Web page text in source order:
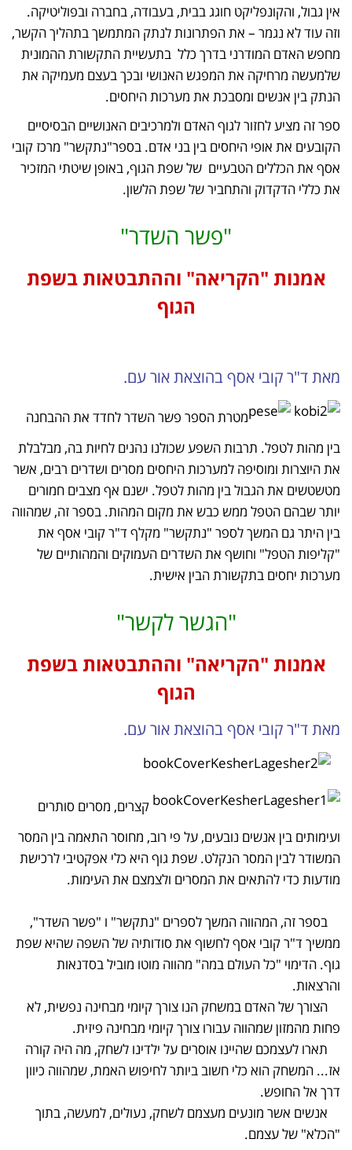
אין גבול, והקונפליקט חוגג בבית, בעבודה, בחברה ובפוליטיקה.
וזה עוד לא נגמר – את הפתרונות לנתק המתמשך בתהליך הקשר,
מחפש האדם המודרני בדרך כלל בתעשיית התקשורת ההמונית
שלמעשה מרחיקה את המפגש האנושי ובכך בעצם מעמיקה את
הנתק בין אנשים ומסבכת את מערכות היחסים.
ספר זה מציע לחזור לגוף האדם ולמרכיבים האנושיים הבסיסיים
הקובעים את אופי היחסים בין בני אדם. בספר"נתקשר" מרכז קובי
אסף את הכללים הטבעיים של שפת הגוף, באופן שיטתי המזכיר
את כללי הדקדוק והתחביר של שפת הלשון.
"פשר השדר"
אמנות "הקריאה" וההתבטאות בשפת
הגוף
מאת ד"ר קובי אסף בהוצאת אור עם.
מטרת הספר פשר השדר לחדד את ההבחנה
בין מהות לטפל. תרבות השפע שכולנו נהנים לחיות בה, מבלבלת
את היוצרות ומוסיפה למערכות היחסים מסרים ושדרים רבים, אשר
מטשטשים את הגבול בין מהות לטפל. ישנם אף מצבים חמורים
יותר שבהם הטפל ממש כבש את מקום המהות. בספר זה, שמהווה
בין היתר גם המשך לספר "נתקשר" מקלף ד"ר קובי אסף את
"קליפות הטפל" וחושף את השדרים העמוקים והמהותיים של
מערכות יחסים בתקשורת הבין אישית.
"הגשר לקשר"
אמנות "הקריאה" וההתבטאות בשפת
הגוף
מאת ד"ר קובי אסף בהוצאת אור עם.
קצרים, מסרים סותרים
ועימותים בין אנשים נובעים, על פי רוב, מחוסר התאמה בין המסר
המשודר לבין המסר הנקלט. שפת גוף היא כלי אפקטיבי לרכישת
מודעות כדי להתאים את המסרים ולצמצם את העימות.
בספר זה, המהווה המשך לספרים "נתקשר" ו "פשר השדר",
ממשיך ד"ר קובי אסף לחשוף את סודותיה של השפה שהיא שפת
גוף. הדימוי "כל העולם במה" מהווה מוטו מוביל בסדנאות
והרצאות.
הצורך של האדם במשחק הנו צורך קיומי מבחינה נפשית, לא
פחות מהמזון שמהווה עבורו צורך קיומי מבחינה פיזית.
תארו לעצמכם שהיינו אוסרים על ילדינו לשחק, מה היה קורה
אז... המשחק הוא כלי חשוב ביותר לחיפוש האמת, שמהווה כיוון
דרך אל החופש.
אנשים אשר מונעים מעצמם לשחק, נעולים, למעשה, בתוך
"הכלא" של עצמם.